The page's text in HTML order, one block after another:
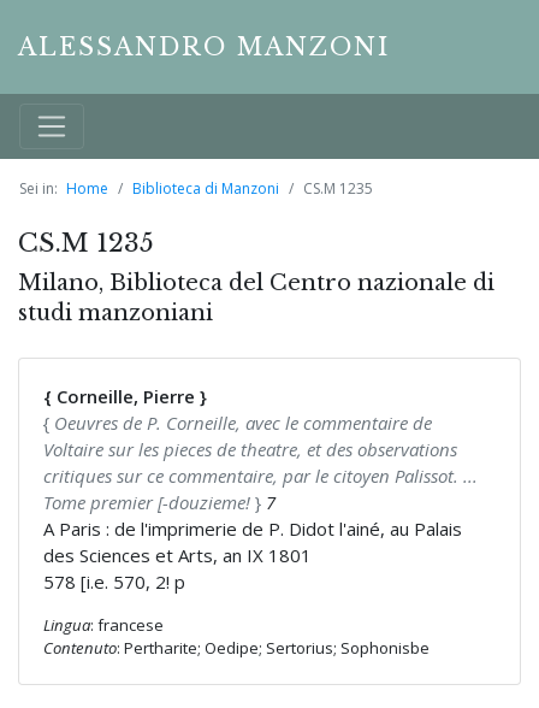
ALESSANDRO MANZONI
Sei in: Home Biblioteca di Manzoni CS.M 1235
CS.M 1235
Milano, Biblioteca del Centro nazionale di
studi manzoniani
{ Corneille, Pierre }
{ Oeuvres de P. Corneille, avec le commentaire de
Voltaire sur les pieces de theatre, et des observations
critiques sur ce commentaire, par le citoyen Palissot. ...
Tome premier [-douzieme! } 7
A Paris : de l'imprimerie de P. Didot l'ainé, au Palais
des Sciences et Arts, an IX 1801
578 [i.e. 570, 2! p
Lingua: francese
Contenuto: Pertharite; Oedipe; Sertorius; Sophonisbe